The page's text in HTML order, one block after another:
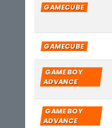
GAMECUBE
GAMECUBE
GAME BOY
ADVANCE
GAME BOY
ADVANCE